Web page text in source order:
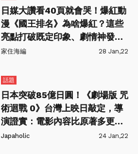
日媒大讚看40頁就會哭！爆紅動
漫《國王排名》為啥爆紅？這些
亮點打破既定印象、劇情神發
展！
家住海編 28 Jan,22
話題
日本突破85億日圓！《劇場版 咒
術迴戰 0》台灣上映日敲定，導
演證實：電影內容比原著多更
多！
Japaholic 24 Jan,22